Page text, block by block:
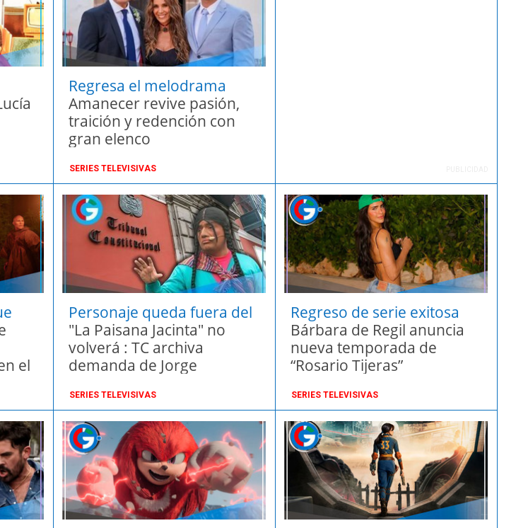
Regresa el melodrama
clásico
Amanecer revive pasión,
traición y redención con
gran elenco
SERIES TELEVISIVAS
el
Personaje queda fuera del
aire
"La Paisana Jacinta" no
volverá : TC archiva
demanda de Jorge
SERIES TELEVISIVAS
Regreso de serie exitosa
Bárbara de Regil anuncia
nueva temporada de
“Rosario Tijeras”
SERIES TELEVISIVAS